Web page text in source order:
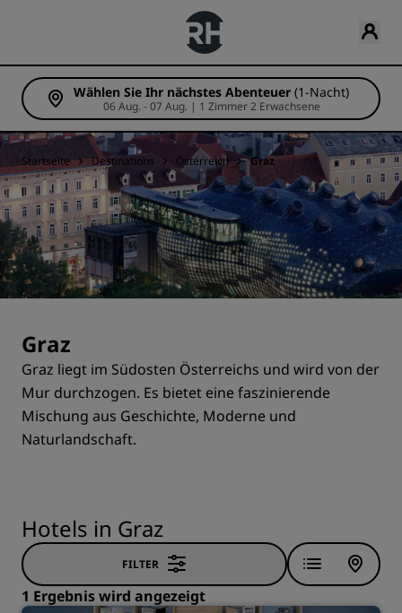
Wählen Sie Ihr nächstes Abenteuer (1-Nacht)
06 Aug. - 07 Aug. | 1 Zimmer 2 Erwachsene
Startseite Destinations Österreich Graz
Graz
Graz liegt im Südosten Österreichs und wird von der
Mur durchzogen. Es bietet eine faszinierende
Mischung aus Geschichte, Moderne und
Naturlandschaft.
Hotels in Graz
FILTER
1 Ergebnis wird angezeigt